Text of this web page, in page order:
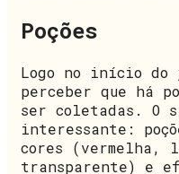
Poções
Logo no início do
perceber que há
ser coletadas. O
interessante:
cores (vermelha,
transparente) e